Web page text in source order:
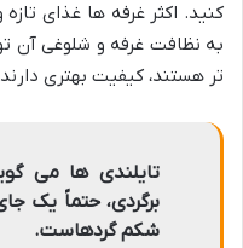
کنید. اکثر غرفه ها غذای
به نظافت غرفه و شلوغی آن
تر هستند، کیفیت بهتری
تایلندی ها می
برگردی، حتماً یک
شکم گردهاست.